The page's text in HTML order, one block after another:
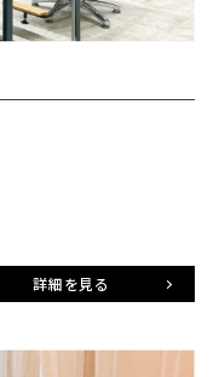
詳細を見る